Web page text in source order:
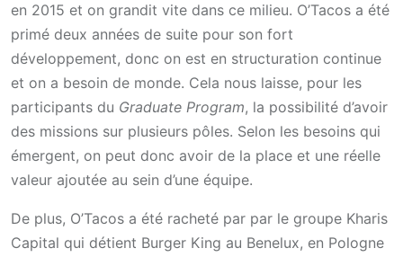
en 2015 et on grandit vite dans ce milieu. O’Tacos a été
primé deux années de suite pour son fort
développement, donc on est en structuration continue
et on a besoin de monde. Cela nous laisse, pour les
participants du Graduate Program, la possibilité d’avoir
des missions sur plusieurs pôles. Selon les besoins qui
émergent, on peut donc avoir de la place et une réelle
valeur ajoutée au sein d’une équipe.
De plus, O’Tacos a été racheté par par le groupe Kharis
Capital qui détient Burger King au Benelux, en Pologne